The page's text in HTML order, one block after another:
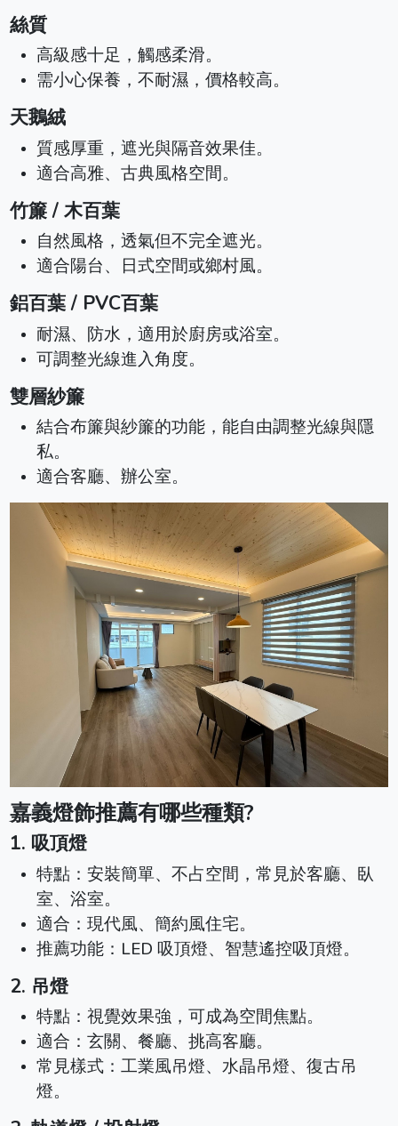
絲質
高級感十足，觸感柔滑。
需小心保養，不耐濕，價格較高。
天鵝絨
質感厚重，遮光與隔音效果佳。
適合高雅、古典風格空間。
竹簾 / 木百葉
自然風格，透氣但不完全遮光。
適合陽台、日式空間或鄉村風。
鋁百葉 / PVC百葉
耐濕、防水，適用於廚房或浴室。
可調整光線進入角度。
雙層紗簾
結合布簾與紗簾的功能，能自由調整光線與隱
私。
適合客廳、辦公室。
嘉義燈飾推薦有哪些種類?
1. 吸頂燈
特點：安裝簡單、不占空間，常見於客廳、臥
室、浴室。
適合：現代風、簡約風住宅。
推薦功能：LED 吸頂燈、智慧遙控吸頂燈。
2. 吊燈
特點：視覺效果強，可成為空間焦點。
適合：玄關、餐廳、挑高客廳。
常見樣式：工業風吊燈、水晶吊燈、復古吊
燈。